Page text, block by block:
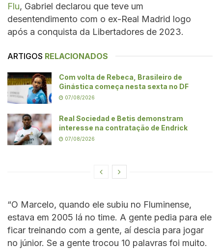
Flu, Gabriel declarou que teve um
desentendimento com o ex-Real Madrid logo
após a conquista da Libertadores de 2023.
ARTIGOS RELACIONADOS
Com volta de Rebeca, Brasileiro de
Ginástica começa nesta sexta no DF
07/08/2026
Real Sociedad e Betis demonstram
interesse na contratação de Endrick
07/08/2026
“O Marcelo, quando ele subiu no Fluminense,
estava em 2005 lá no time. A gente pedia para ele
ficar treinando com a gente, aí descia para jogar
no júnior. Se a gente trocou 10 palavras foi muito.